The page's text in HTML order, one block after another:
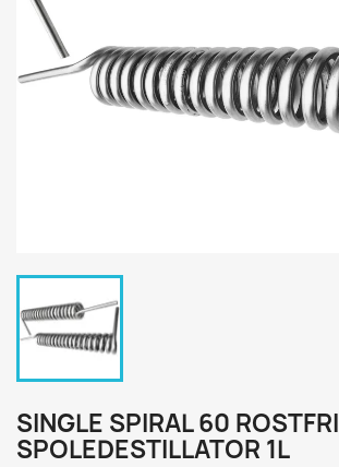
SINGLE SPIRAL 60 ROSTFRI
SPOLEDESTILLATOR 1L